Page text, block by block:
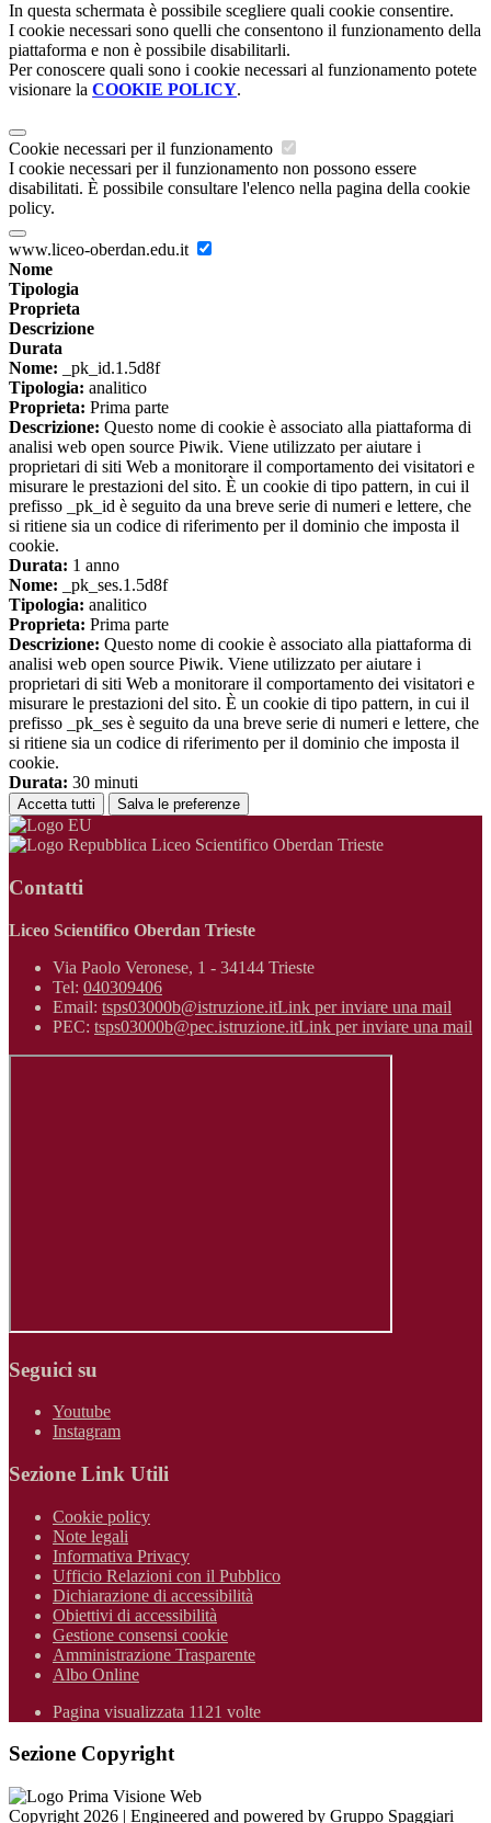
In questa schermata è possibile scegliere quali cookie consentire.
I cookie necessari sono quelli che consentono il funzionamento della
piattaforma e non è possibile disabilitarli.
Per conoscere quali sono i cookie necessari al funzionamento potete
visionare la COOKIE POLICY.
Cookie necessari per il funzionamento
I cookie necessari per il funzionamento non possono essere
disabilitati. È possibile consultare l'elenco nella pagina della cookie
policy.
www.liceo-oberdan.edu.it
Nome
Tipologia
Proprieta
Descrizione
Durata
Nome: _pk_id.1.5d8f
Tipologia: analitico
Proprieta: Prima parte
Descrizione: Questo nome di cookie è associato alla piattaforma di
analisi web open source Piwik. Viene utilizzato per aiutare i
proprietari di siti Web a monitorare il comportamento dei visitatori e
misurare le prestazioni del sito. È un cookie di tipo pattern, in cui il
prefisso _pk_id è seguito da una breve serie di numeri e lettere, che
si ritiene sia un codice di riferimento per il dominio che imposta il
cookie.
Durata: 1 anno
Nome: _pk_ses.1.5d8f
Tipologia: analitico
Proprieta: Prima parte
Descrizione: Questo nome di cookie è associato alla piattaforma di
analisi web open source Piwik. Viene utilizzato per aiutare i
proprietari di siti Web a monitorare il comportamento dei visitatori e
misurare le prestazioni del sito. È un cookie di tipo pattern, in cui il
prefisso _pk_ses è seguito da una breve serie di numeri e lettere, che
si ritiene sia un codice di riferimento per il dominio che imposta il
cookie.
Durata: 30 minuti
Accetta tutti Salva le preferenze
Liceo Scientifico Oberdan Trieste
Contatti
Liceo Scientifico Oberdan Trieste
Via Paolo Veronese, 1 - 34144 Trieste
Tel: 040309406
Email: tsps03000b@istruzione.itLink per inviare una mail
PEC: tsps03000b@pec.istruzione.itLink per inviare una mail
Seguici su
Youtube
Instagram
Sezione Link Utili
Cookie policy
Note legali
Informativa Privacy
Ufficio Relazioni con il Pubblico
Dichiarazione di accessibilità
Obiettivi di accessibilità
Gestione consensi cookie
Amministrazione Trasparente
Albo Online
Pagina visualizzata 1121 volte
Sezione Copyright
Copyright 2026 | Engineered and powered by Gruppo Spaggiari